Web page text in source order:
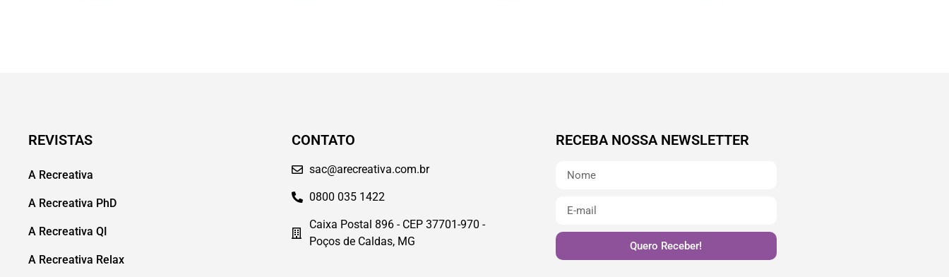
REVISTAS
A Recreativa
A Recreativa PhD
A Recreativa QI
A Recreativa Relax
CONTATO
sac@arecreativa.com.br
0800 035 1422
Caixa Postal 896 - CEP 37701-970 -
Poços de Caldas, MG
RECEBA NOSSA NEWSLETTER
Quero Receber!